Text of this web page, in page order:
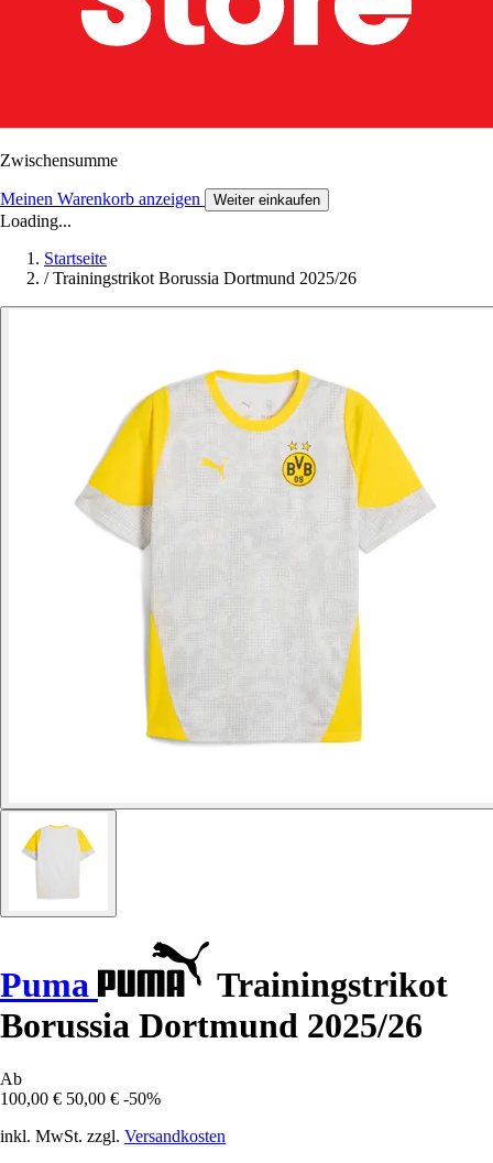
Zwischensumme
Meinen Warenkorb anzeigen Weiter einkaufen
Loading...
Startseite
/ Trainingstrikot Borussia Dortmund 2025/26
Puma
Trainingstrikot
Borussia Dortmund 2025/26
Ab
100,00 € 50,00 € -50%
inkl. MwSt. zzgl. Versandkosten